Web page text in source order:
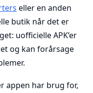
eller en anden
butik når det er
uofficielle APK’er
og kan forårsage
appen har brug for,